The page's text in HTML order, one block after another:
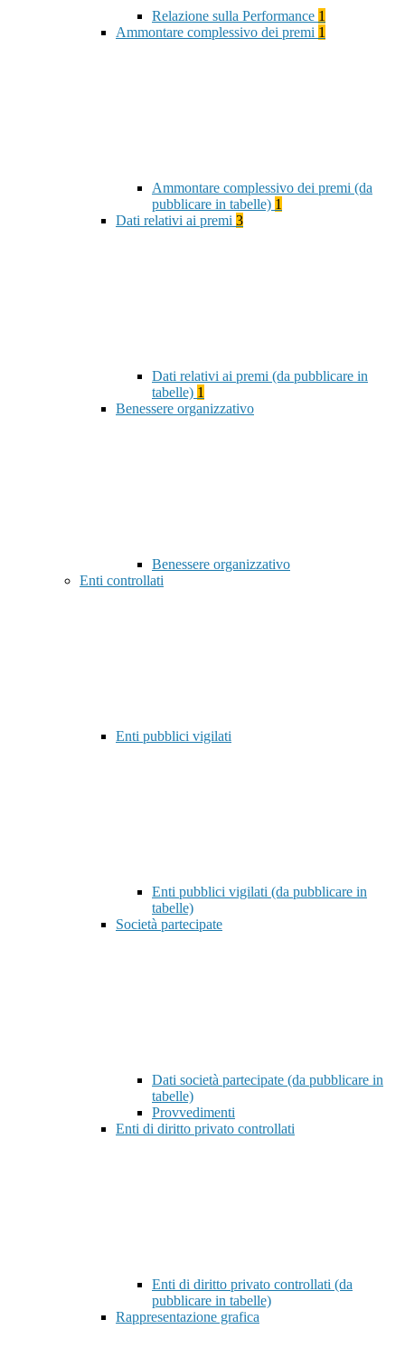
Relazione sulla Performance 1
Ammontare complessivo dei premi 1
Ammontare complessivo dei premi (da
pubblicare in tabelle) 1
Dati relativi ai premi 3
Dati relativi ai premi (da pubblicare in
tabelle) 1
Benessere organizzativo
Benessere organizzativo
Enti controllati
Enti pubblici vigilati
Enti pubblici vigilati (da pubblicare in
tabelle)
Società partecipate
Dati società partecipate (da pubblicare in
tabelle)
Provvedimenti
Enti di diritto privato controllati
Enti di diritto privato controllati (da
pubblicare in tabelle)
Rappresentazione grafica